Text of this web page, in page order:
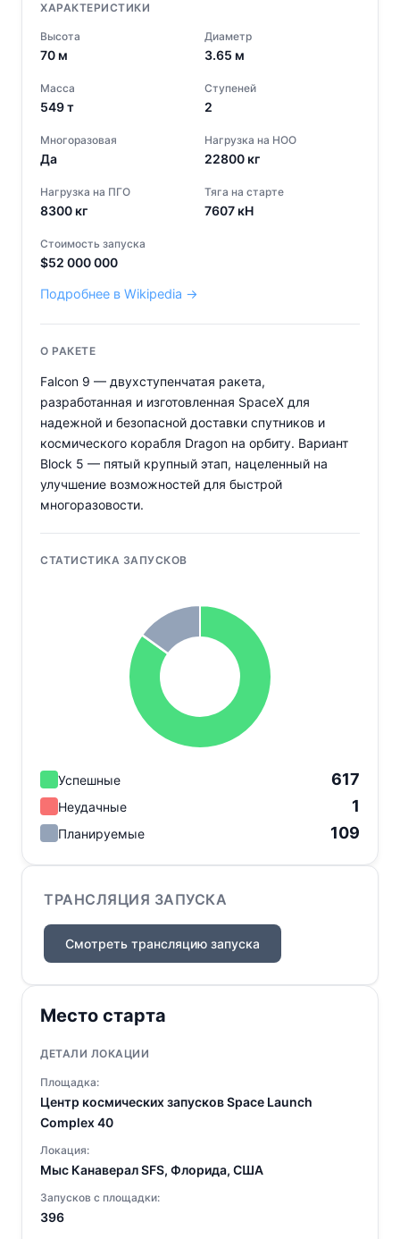
ХАРАКТЕРИСТИКИ
Высота
70 м
Диаметр
3.65 м
Масса
549т
Ступеней
2
Многоразовая
Да
Нагрузка на НОО
22800 кг
Нагрузка на ПГО
8300 кг
Тяга на старте
7607 кН
Стоимость запуска
$52 000 000
Подробнее в Wikipedia →
О РАКЕТЕ
Falcon 9 — двухступенчатая ракета,
разработанная и изготовленная SpaceX для
надежной и безопасной доставки спутников и
космического корабля Dragon на орбиту. Вариант
Block 5 — пятый крупный этап, нацеленный на
улучшение возможностей для быстрой
многоразовости.
СТАТИСТИКА ЗАПУСКОВ
Успешные 617
Неудачные 1
Планируемые 109
ТРАНСЛЯЦИЯ ЗАПУСКА
Смотреть трансляцию запуска
Место старта
ДЕТАЛИ ЛОКАЦИИ
Площадка:
Центр космических запусков Space Launch
Complex 40
Локация:
Мыс Канаверал SFS, Флорида, США
Запусков с площадки:
396